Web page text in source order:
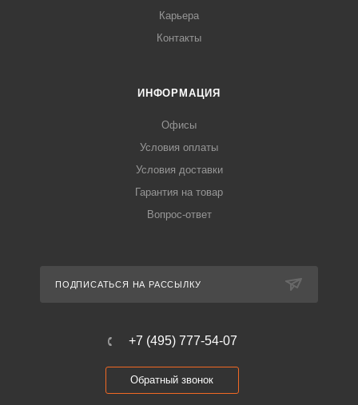
Карьера
Контакты
ИНФОРМАЦИЯ
Офисы
Условия оплаты
Условия доставки
Гарантия на товар
Вопрос-ответ
ПОДПИСАТЬСЯ НА РАССЫЛКУ
+7 (495) 777-54-07
Обратный звонок